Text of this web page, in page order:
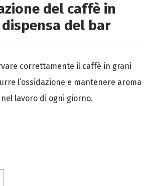
del caffè in
del bar
correttamente il caffè in grani
l’ossidazione e mantenere aroma
lavoro di ogni giorno.